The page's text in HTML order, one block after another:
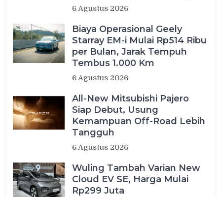
6 Agustus 2026
Biaya Operasional Geely
Starray EM-i Mulai Rp514 Ribu
per Bulan, Jarak Tempuh
Tembus 1.000 Km
6 Agustus 2026
All-New Mitsubishi Pajero
Siap Debut, Usung
Kemampuan Off-Road Lebih
Tangguh
6 Agustus 2026
Wuling Tambah Varian New
Cloud EV SE, Harga Mulai
Rp299 Juta